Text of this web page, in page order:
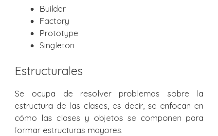
Builder
Factory
Prototype
Singleton
Estructurales
Se ocupa de resolver problemas sobre la
estructura de las clases, es decir, se enfocan en
cómo las clases y objetos se componen para
formar estructuras mayores.